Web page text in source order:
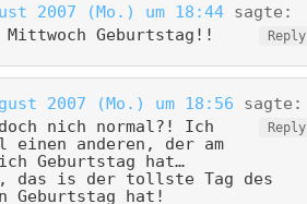
2007 (Mo.) um 18:44 sagte:
Reply
Mittwoch Geburtstag!!
2007 (Mo.) um 18:56 sagte:
Reply
nich normal?! Ich
einen anderen, der am
Geburtstag hat…
das is der tollste Tag des
Geburtstag hat!